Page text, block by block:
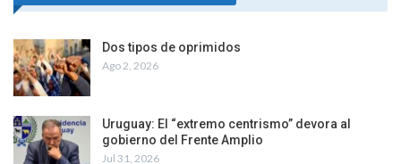
Dos tipos de oprimidos
Ago 2, 2026
Uruguay: El “extremo centrismo” devora al
gobierno del Frente Amplio
Jul 31, 2026